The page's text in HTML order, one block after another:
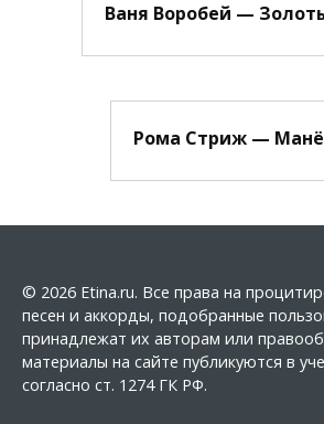
Ваня Воробей —
Рома Стриж —
© 2026 Etina.ru. Все права на
песен и аккорды, подобранные
принадлежат их авторам или
материалы на сайте публикуются в
согласно ст. 1274 ГК РФ.